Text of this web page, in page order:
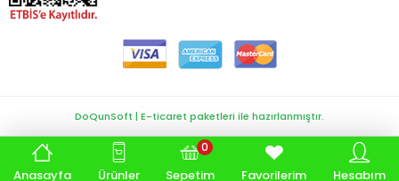
Anasayfa Ürünler Sepetim
0
Favorilerim Hesabım
DoQunSoft | E-ticaret paketleri ile hazırlanmıştır.